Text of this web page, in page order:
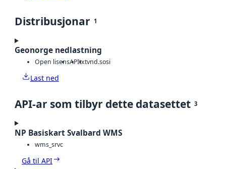
Distribusjonar 1
Geonorge nedlastning
Open lisensAPItxtvnd.sosi
Last ned
API-ar som tilbyr dette datasettet 3
NP Basiskart Svalbard WMS
wms_srvc
Gå til API